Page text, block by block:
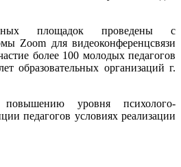
площадок проведены с
Zoom для видеоконференцсвязи
более 100 молодых педагогов
образовательных организаций г.
повышению уровня психолого-
педагогов условиях реализации